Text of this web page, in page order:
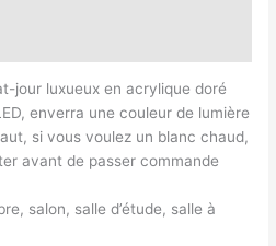
jour luxueux en acrylique doré
enverra une couleur de lumière
si vous voulez un blanc chaud,
avant de passer commande
salon, salle d’étude, salle à